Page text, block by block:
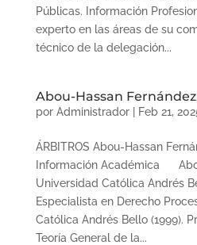
Públicas. Información
experto en las áreas de su
técnico de la delegación...
Abou-Hassan
por Administrador| Feb 21,
ÁRBITROS Abou-Hassan
Información Académica
Universidad Católica Andrés
Especialista en Derecho
Católica Andrés Bello (1999).
Teoría General de la...